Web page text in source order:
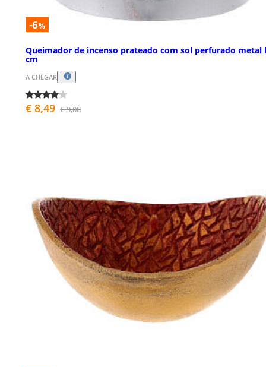
-6%
Queimador de incenso prateado com sol perfurado metal
cm
A CHEGAR
€ 8,49 € 9,00